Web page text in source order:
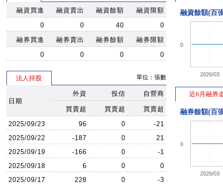
融資買進 融資賣出 融資餘額
融資限額
0
0 40
0
融券買進
融券賣出 融券餘額
融券限額
0
0 0 0
法人持股 單位：張數
日期
外資 投信 自營商
買賣超 買賣超
買賣超
2025/09/23
96 0
-21
2025/09/22
-187 0
21
2025/09/19
-166 0
-1
2025/09/18
6 0
0
2025/09/17
228 0 -3
融資餘額(百
2026/03
0
近6月融券
融券餘額(百
2026/03
0